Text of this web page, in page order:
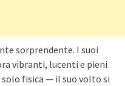
sorprendente. I suoi
vibranti, lucenti e pieni
fisica — il suo volto si